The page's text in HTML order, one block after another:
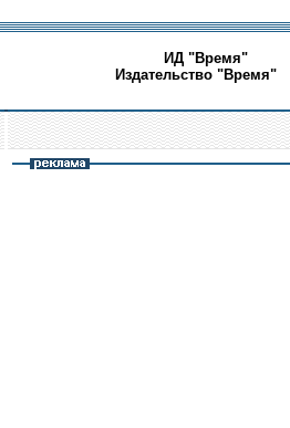
ИД "Время"
Издательство "Время"